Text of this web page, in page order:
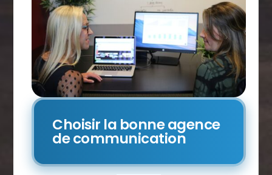
Choisir la bonne agence
de communication